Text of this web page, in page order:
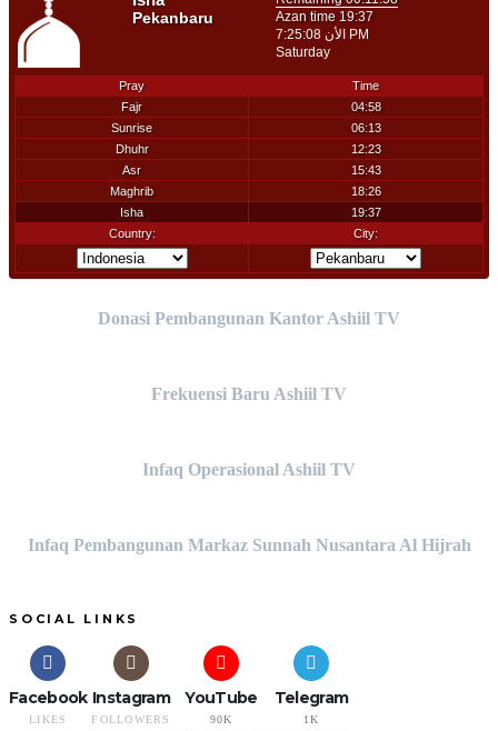
Donasi Pembangunan Kantor Ashiil TV
Frekuensi Baru Ashiil TV
Infaq Operasional Ashiil TV
Infaq Pembangunan Markaz Sunnah Nusantara Al Hijrah
SOCIAL LINKS
Facebook
LIKES
Instagram
FOLLOWERS
YouTube
90K
Telegram
1K